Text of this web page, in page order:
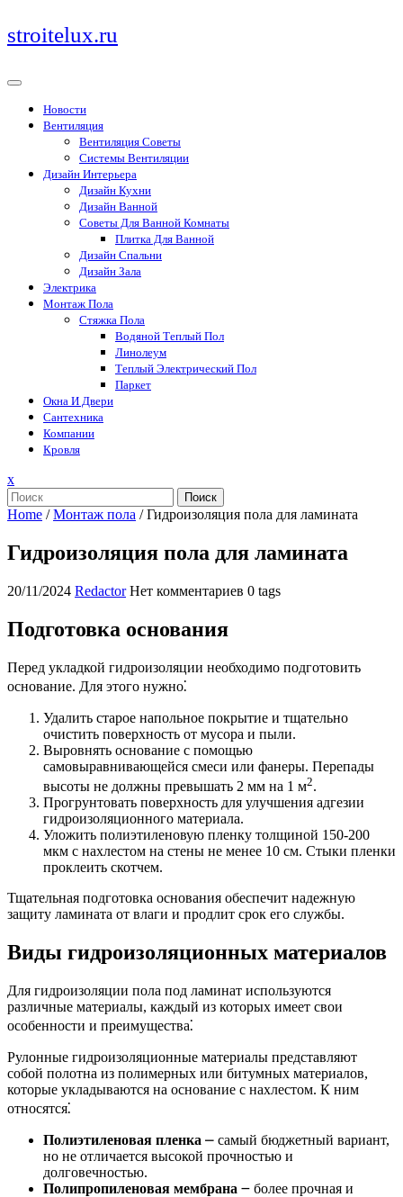
Перейти
к
stroitelux.ru
Новости
Вентиляция
Вентиляция Советы
Системы Вентиляции
Дизайн Интерьера
Дизайн Кухни
Дизайн Ванной
Советы Для Ванной Комнаты
Плитка Для Ванной
Дизайн Спальни
Дизайн Зала
Электрика
Монтаж Пола
Стяжка Пола
Водяной Теплый Пол
Линолеум
Теплый Электрический Пол
Паркет
Окна И Двери
Сантехника
Компании
Кровля
xЗакрыть
меню
Поиск
Home /Монтаж пола /Гидроизоляция пола для ламината
Гидроизоляция пола для ламината
20/11/2024 Redactor Нет комментариев 0 tags
Подготовка основания
Перед укладкой гидроизоляции необходимо подготовить
основание. Для этого нужно⁚
Удалить старое напольное покрытие и тщательно
очистить поверхность от мусора и пыли.
Выровнять основание с помощью
самовыравнивающейся смеси или фанеры. Перепады
высоты не должны превышать 2 мм на 1 м2.
Прогрунтовать поверхность для улучшения адгезии
гидроизоляционного материала.
Уложить полиэтиленовую пленку толщиной 150-200
мкм с нахлестом на стены не менее 10 см. Стыки пленки
проклеить скотчем.
Тщательная подготовка основания обеспечит надежную
защиту ламината от влаги и продлит срок его службы.
Виды гидроизоляционных материалов
Для гидроизоляции пола под ламинат используются
различные материалы, каждый из которых имеет свои
особенности и преимущества⁚
Рулонные гидроизоляционные материалы представляют
собой полотна из полимерных или битумных материалов,
которые укладываются на основание с нахлестом. К ним
относятся⁚
Полиэтиленовая пленка ⎼ самый бюджетный вариант,
но не отличается высокой прочностью и
долговечностью.
Полипропиленовая мембрана ౼ более прочная и